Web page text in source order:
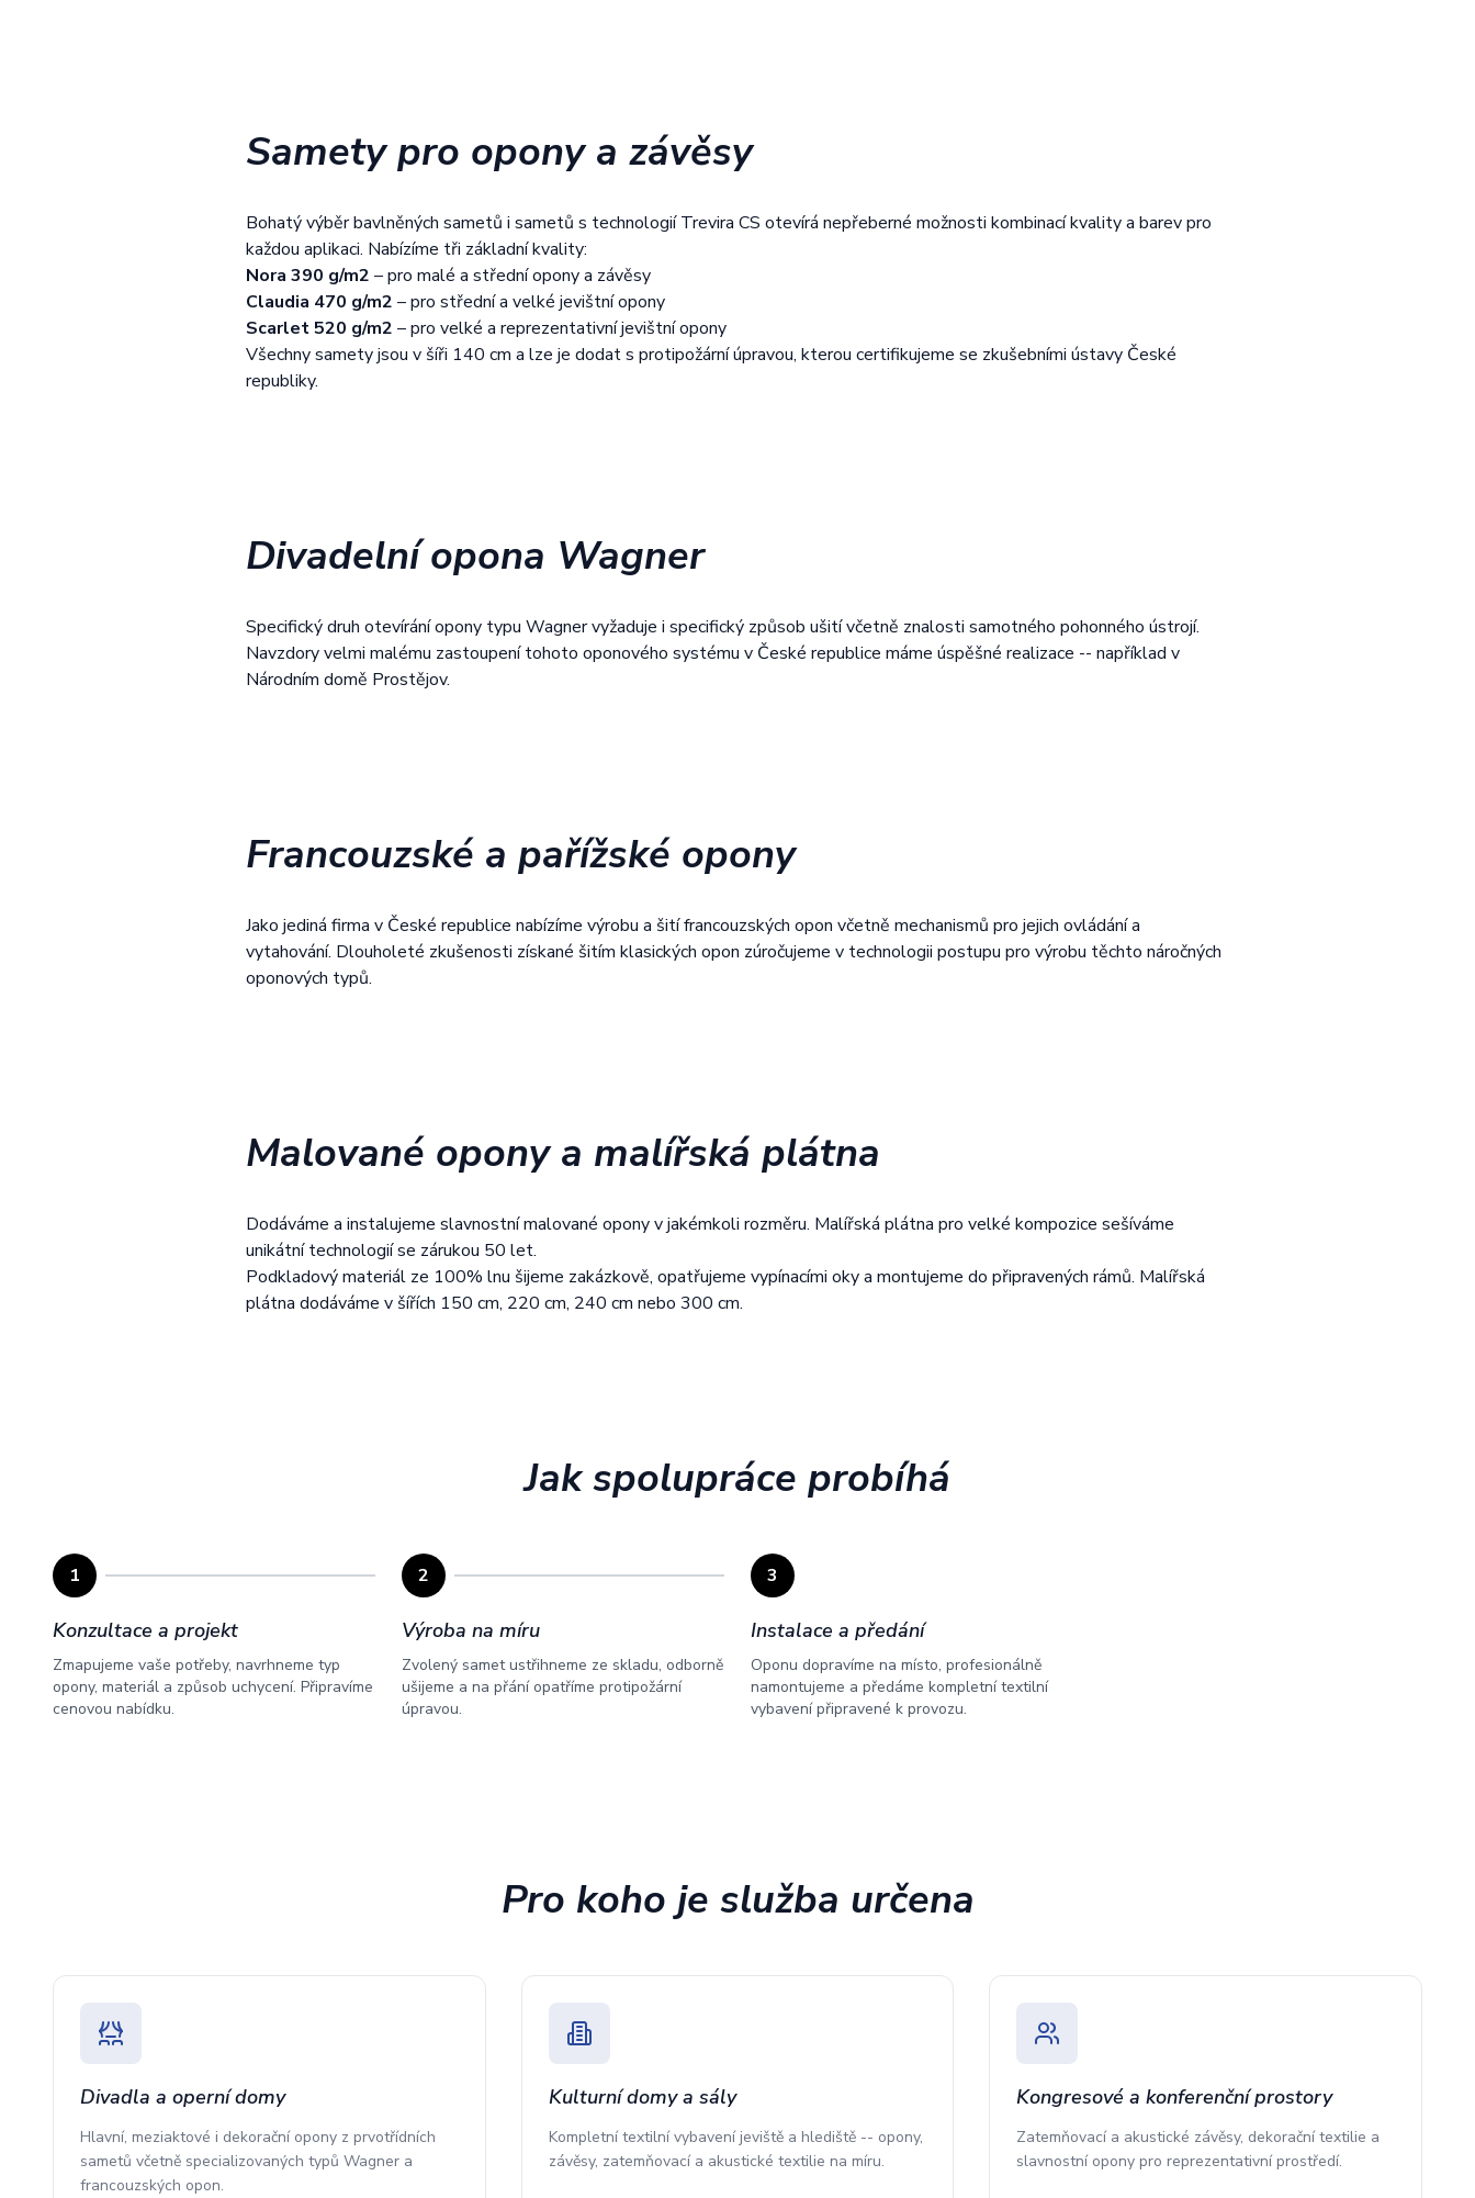
Samety pro opony a závěsy
Bohatý výběr bavlněných sametů i sametů s technologií Trevira CS otevírá nepřeberné možnosti kombinací kvality a barev pro
každou aplikaci. Nabízíme tři základní kvality:
Nora 390 g/m2 –pro malé a střední opony a závěsy
Claudia 470 g/m2 –pro střední a velké jevištní opony
Scarlet 520 g/m2 –pro velké a reprezentativní jevištní opony
Všechny samety jsou v šíři 140 cm a lze je dodat s protipožární úpravou, kterou certifikujeme se zkušebními ústavy České
republiky.
Divadelní opona Wagner
Specifický druh otevírání opony typu Wagner vyžaduje i specifický způsob ušití včetně znalosti samotného pohonného ústrojí.
Navzdory velmi malému zastoupení tohoto oponového systému v České republice máme úspěšné realizace -- například v
Národním domě Prostějov.
Francouzské a pařížské opony
Jako jediná firma v České republice nabízíme výrobu a šití francouzských opon včetně mechanismů pro jejich ovládání a
vytahování. Dlouholeté zkušenosti získané šitím klasických opon zúročujeme v technologii postupu pro výrobu těchto náročných
oponových typů.
Malované opony a malířská plátna
Dodáváme a instalujeme slavnostní malované opony v jakémkoli rozměru. Malířská plátna pro velké kompozice sešíváme
unikátní technologií se zárukou 50 let.
Podkladový materiál ze 100% lnu šijeme zakázkově, opatřujeme vypínacími oky a montujeme do připravených rámů. Malířská
plátna dodáváme v šířích 150 cm, 220 cm, 240 cm nebo 300 cm.
Jak spolupráce probíhá
1
Konzultace a projekt
Zmapujeme vaše potřeby, navrhneme typ
opony, materiál a způsob uchycení. Připravíme
cenovou nabídku.
2
Výroba na míru
Zvolený samet ustřihneme ze skladu, odborně
ušijeme a na přání opatříme protipožární
úpravou.
3
Instalace a předání
Oponu dopravíme na místo, profesionálně
namontujeme a předáme kompletní textilní
vybavení připravené k provozu.
Pro koho je služba určena
Divadla a operní domy
Hlavní, meziaktové i dekorační opony z prvotřídních
sametů včetně specializovaných typů Wagner a
francouzských opon.
Kulturní domy a sály
Kompletní textilní vybavení jeviště a hlediště -- opony,
závěsy, zatemňovací a akustické textilie na míru.
Kongresové a konferenční prostory
Zatemňovací a akustické závěsy, dekorační textilie a
slavnostní opony pro reprezentativní prostředí.